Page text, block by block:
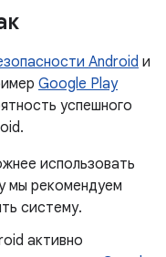
Android и
Google Play
успешного
использовать
мы рекомендуем
систему.
активно